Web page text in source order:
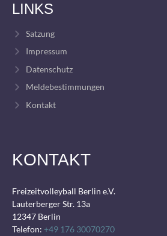
LINKS
Satzung
Impressum
Datenschutz
Meldebestimmungen
Kontakt
KONTAKT
Freizeitvolleyball Berlin e.V.
Lauterberger Str. 13a
12347 Berlin
Telefon: +49 176 30070270